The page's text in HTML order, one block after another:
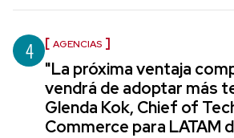
4 AGENCIAS
"La próxima ventaja
vendrá de adoptar más
Glenda Kok, Chief of
Commerce para LATAM